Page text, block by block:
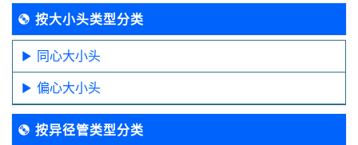
按大小头类型分类
同心大小头
偏心大小头
按异径管类型分类